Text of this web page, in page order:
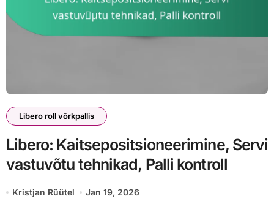
Libero roll võrkpallis
Libero: Kaitsepositsioneerimine, Servi
vastuvõtu tehnikad, Palli kontroll
Kristjan Rüütel Jan 19, 2026